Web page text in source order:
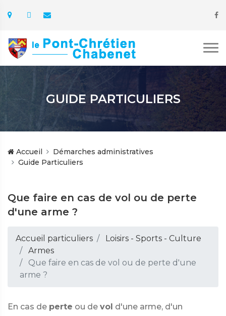
GUIDE PARTICULIERS
Accueil
Démarches administratives
Guide Particuliers
Que faire en cas de vol ou de perte
d'une arme ?
Accueil particuliers
Loisirs - Sports - Culture
Armes
Que faire en cas de vol ou de perte d'une
arme ?
En cas de perte ou de vol d'une arme, d'un